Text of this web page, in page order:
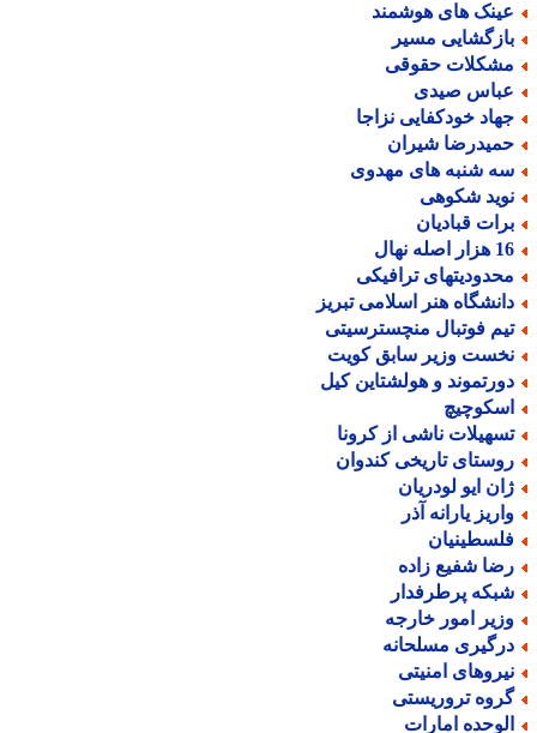
های هوشمند
مسیر
حقوقی
صیدی
خودکفایی نزاجا
شیران
شنبه های مهدوی
شکوهی
قبادیان
نهال
ترافیکی
هنر اسلامی تبریز
فوتبال منچسترسیتی
وزیر سابق کویت
و هولشتاین کیل
ناشی از کرونا
تاریخی کندوان
ایو لودریان
یارانه آذر
شفیع زاده
پرطرفدار
امور خارجه
مسلحانه
امنیتی
تروریستی
امارات